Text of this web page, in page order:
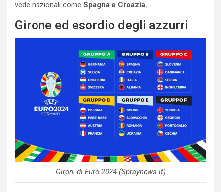
vede nazionali come Spagna e Croazia.
Girone ed esordio degli azzurri
Gironi di Euro 2024-(Spraynews.it)